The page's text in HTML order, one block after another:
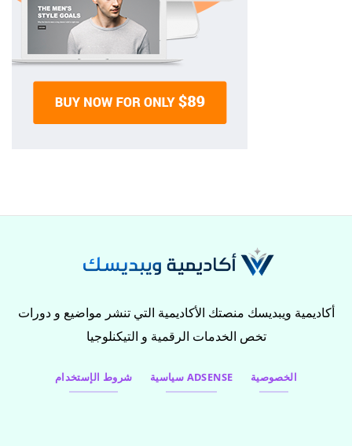
أكاديمية ويبديسك منصتك الأكاديمية التي تنشر مواضيع و دورات
تخص الخدمات الرقمية و التيكنلوجيا
شروط الإستخدام سياسية ADSENSE الخصوصية